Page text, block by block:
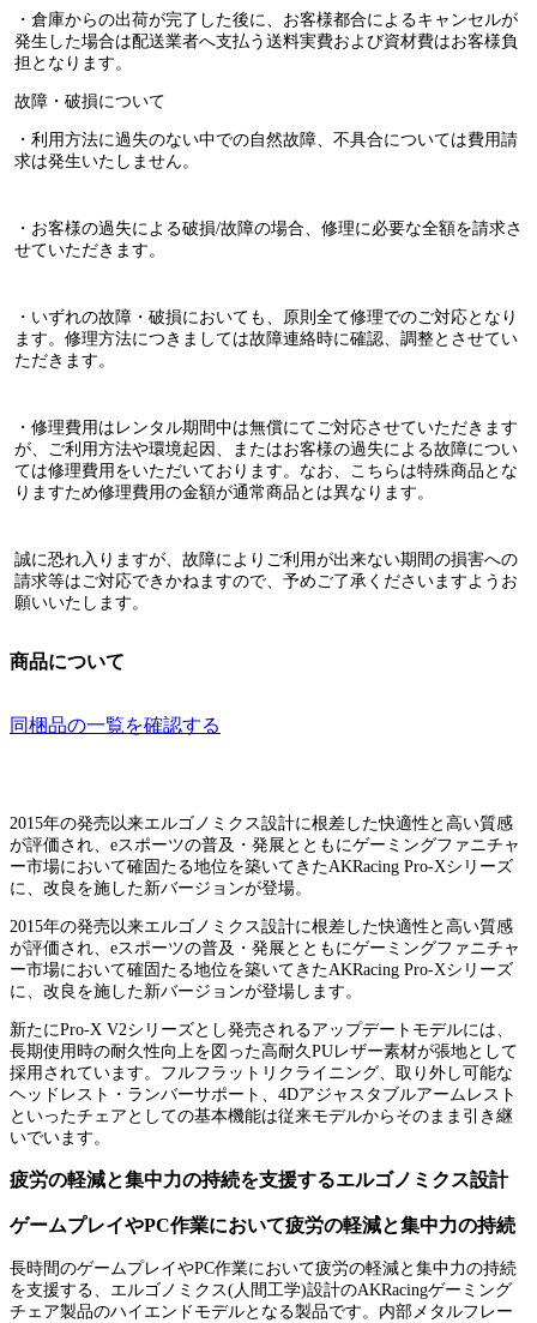
・倉庫からの出荷が完了した後に、お客様都合によるキャンセルが
発生した場合は配送業者へ支払う送料実費および資材費はお客様負
担となります。
故障・破損について
・利用方法に過失のない中での自然故障、不具合については費用請
求は発生いたしません。
・お客様の過失による破損/故障の場合、修理に必要な全額を請求さ
せていただきます。
・いずれの故障・破損においても、原則全て修理でのご対応となり
ます。修理方法につきましては故障連絡時に確認、調整とさせてい
ただきます。
・修理費用はレンタル期間中は無償にてご対応させていただきます
が、ご利用方法や環境起因、またはお客様の過失による故障につい
ては修理費用をいただいております。なお、こちらは特殊商品とな
りますため修理費用の金額が通常商品とは異なります。
誠に恐れ入りますが、故障によりご利用が出来ない期間の損害への
請求等はご対応できかねますので、予めご了承くださいますようお
願いいたします。
商品について
同梱品の一覧を確認する
2015年の発売以来エルゴノミクス設計に根差した快適性と高い質感
が評価され、eスポーツの普及・発展とともにゲーミングファニチャ
ー市場において確固たる地位を築いてきたAKRacing Pro-Xシリーズ
に、改良を施した新バージョンが登場。
2015年の発売以来エルゴノミクス設計に根差した快適性と高い質感
が評価され、eスポーツの普及・発展とともにゲーミングファニチャ
ー市場において確固たる地位を築いてきたAKRacing Pro-Xシリーズ
に、改良を施した新バージョンが登場します。
新たにPro-X V2シリーズとし発売されるアップデートモデルには、
長期使用時の耐久性向上を図った高耐久PUレザー素材が張地として
採用されています。フルフラットリクライニング、取り外し可能な
ヘッドレスト・ランバーサポート、4Dアジャスタブルアームレスト
といったチェアとしての基本機能は従来モデルからそのまま引き継
いでいます。
疲労の軽減と集中力の持続を支援するエルゴノミクス設計
ゲームプレイやPC作業において疲労の軽減と集中力の持続
長時間のゲームプレイやPC作業において疲労の軽減と集中力の持続
を支援する、エルゴノミクス(人間工学)設計のAKRacingゲーミング
チェア製品のハイエンドモデルとなる製品です。内部メタルフレー